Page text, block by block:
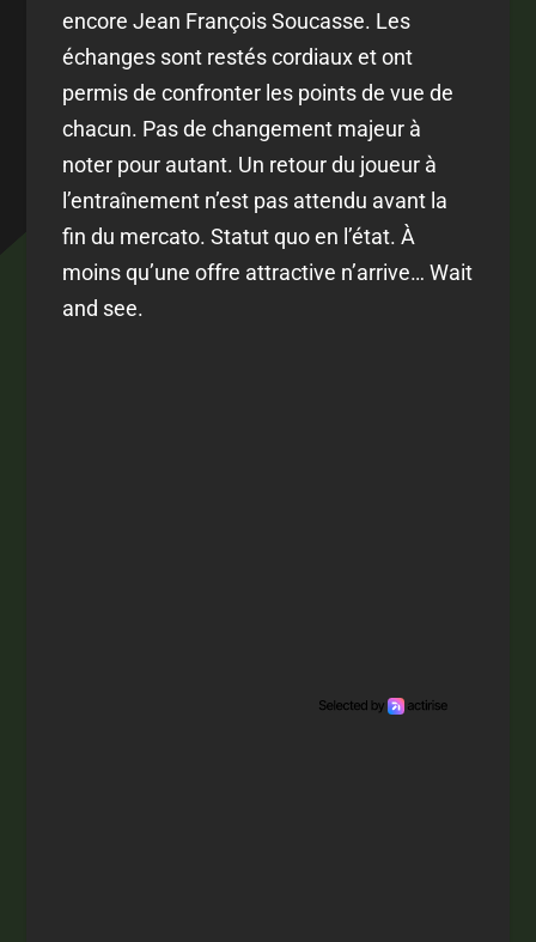
encore Jean François Soucasse. Les
échanges sont restés cordiaux et ont
permis de confronter les points de vue de
chacun. Pas de changement majeur à
noter pour autant. Un retour du joueur à
l’entraînement n’est pas attendu avant la
fin du mercato. Statut quo en l’état. À
moins qu’une offre attractive n’arrive… Wait
and see.